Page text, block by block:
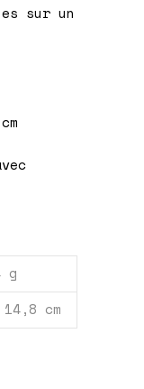
sur un
g
cm